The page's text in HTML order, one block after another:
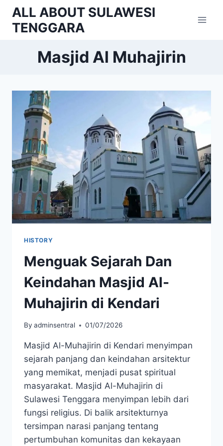
Skip
content
ALL ABOUT SULAWESI
TENGGARA
Masjid Al Muhajirin
HISTORY
Menguak Sejarah Dan
Keindahan Masjid Al-
Muhajirin di Kendari
By adminsentral 01/07/2026
Masjid Al-Muhajirin di Kendari menyimpan
sejarah panjang dan keindahan arsitektur
yang memikat, menjadi pusat spiritual
masyarakat. Masjid Al-Muhajirin di
Sulawesi Tenggara menyimpan lebih dari
fungsi religius. Di balik arsitekturnya
tersimpan narasi panjang tentang
pertumbuhan komunitas dan kekayaan